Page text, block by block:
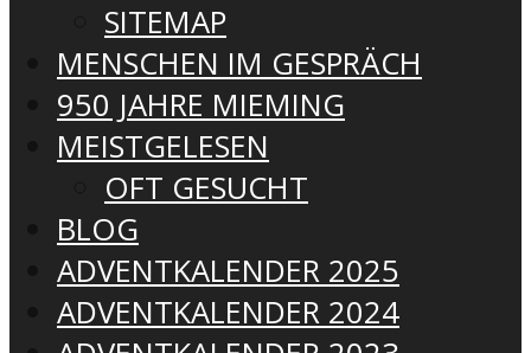
SITEMAP
MENSCHEN IM GESPRÄCH
950 JAHRE MIEMING
MEISTGELESEN
OFT GESUCHT
BLOG
ADVENTKALENDER 2025
ADVENTKALENDER 2024